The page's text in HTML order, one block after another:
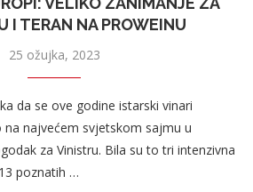
I TERAN NA PROWEINU
25 ožujka, 2023
da se ove godine istarski vinari
najvećem svjetskom sajmu u
za Vinistru. Bila su to tri intenzivna
poznatih …